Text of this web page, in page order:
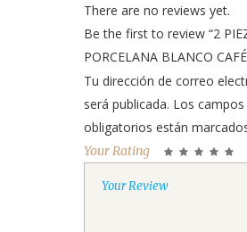
There are no reviews yet.
Be the first to review “2
PORCELANA BLANCO
Tu dirección de correo
será publicada. Los campos
obligatorios están
Your Rating